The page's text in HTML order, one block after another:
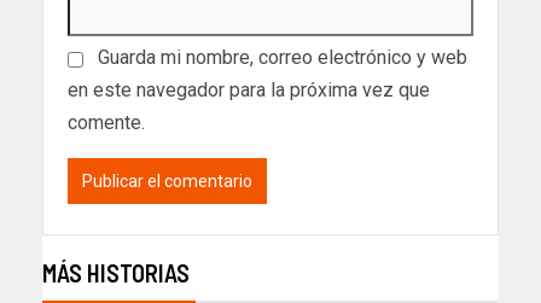
Guarda mi nombre, correo electrónico y web
en este navegador para la próxima vez que
comente.
MÁS HISTORIAS